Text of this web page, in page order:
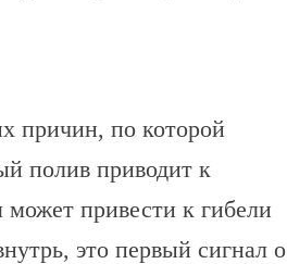
причин, по которой
полив приводит к
привести к гибели
это первый сигнал о